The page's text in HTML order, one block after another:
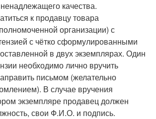
качества.
к продавцу товара
организации) с
с чётко сформулированными
в двух экземплярах. Один
необходимо лично вручить
письмом (желательно
В случае вручения
экземпляре продавец должен
свои Ф.И.О. и подпись.